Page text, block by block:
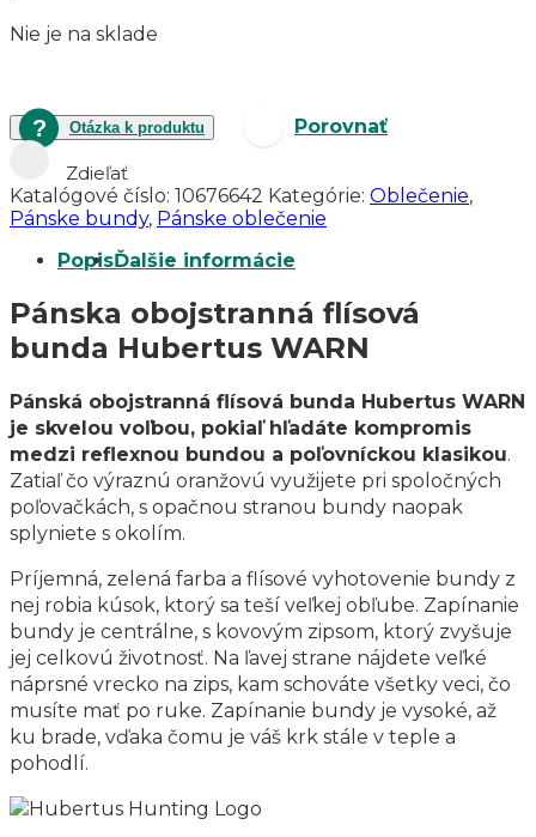
Nie je na sklade
Otázka k produktu Porovnať
Zdieľať
Katalógové číslo: 10676642 Kategórie: Oblečenie,
Pánske bundy, Pánske oblečenie
PopisĎalšie informácie
Pánska obojstranná flísová
bunda Hubertus WARN
Pánská obojstranná flísová bunda Hubertus WARN
je skvelou voľbou, pokiaľ hľadáte kompromis
medzi reflexnou bundou a poľovníckou klasikou.
Zatiaľ čo výraznú oranžovú využijete pri spoločných
poľovačkách, s opačnou stranou bundy naopak
splyniete s okolím.
Príjemná, zelená farba a flísové vyhotovenie bundy z
nej robia kúsok, ktorý sa teší veľkej obľube. Zapínanie
bundy je centrálne, s kovovým zipsom, ktorý zvyšuje
jej celkovú životnosť. Na ľavej strane nájdete veľké
náprsné vrecko na zips, kam schováte všetky veci, čo
musíte mať po ruke. Zapínanie bundy je vysoké, až
ku brade, vďaka čomu je váš krk stále v teple a
pohodlí.